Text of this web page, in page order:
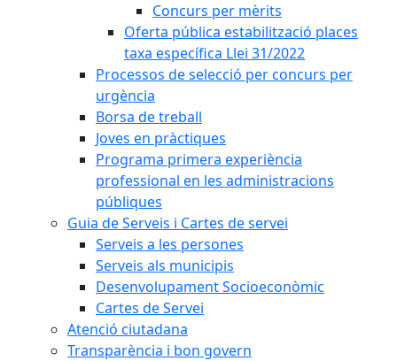
Concurs per mèrits
Oferta pública estabilització places
taxa específica Llei 31/2022
Processos de selecció per concurs per
urgència
Borsa de treball
Joves en pràctiques
Programa primera experiència
professional en les administracions
públiques
Guia de Serveis i Cartes de servei
Serveis a les persones
Serveis als municipis
Desenvolupament Socioeconòmic
Cartes de Servei
Atenció ciutadana
Transparència i bon govern